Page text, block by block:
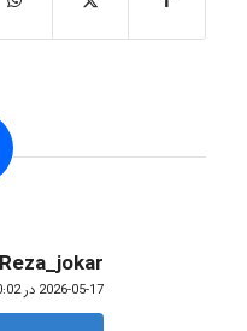
Reza_jokar
گفته:
2026-05-17 در 10:02 ق.ظ